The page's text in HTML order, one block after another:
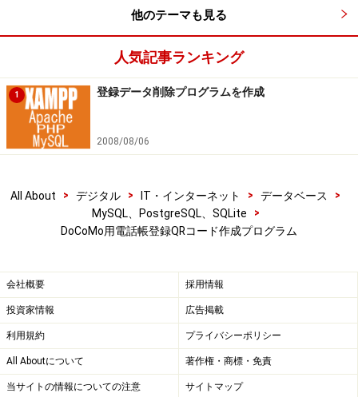
他のテーマも見る
人気記事ランキング
1 登録データ削除プログラムを作成
2008/08/06
All About > デジタル > IT・インターネット > データベース
>
MySQL、PostgreSQL、SQLite
>
DoCoMo用電話帳登録QRコード作成プログラム
会社概要 採用情報
投資家情報 広告掲載
利用規約 プライバシーポリシー
All Aboutについて 著作権・商標・免責
当サイトの情報についての注意 サイトマップ